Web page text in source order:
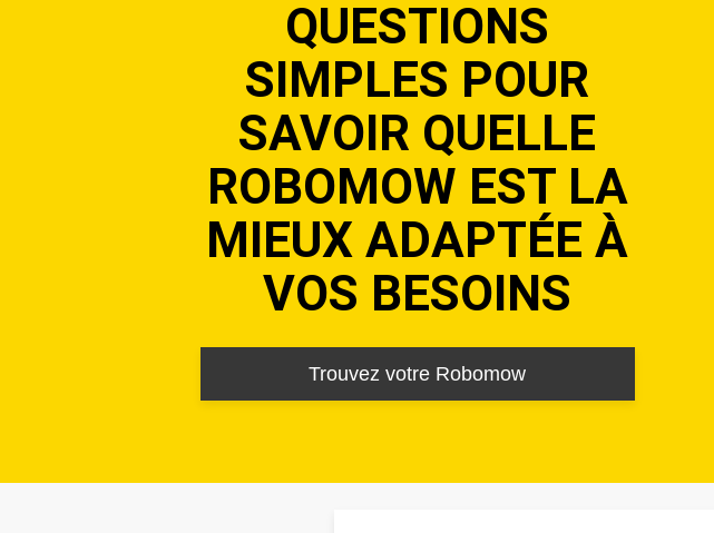
QUESTIONS
SIMPLES POUR
SAVOIR QUELLE
ROBOMOW EST LA
MIEUX ADAPTÉE À
VOS BESOINS
Trouvez votre Robomow